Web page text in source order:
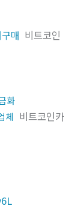
매 비트코인
화
체 비트코인카